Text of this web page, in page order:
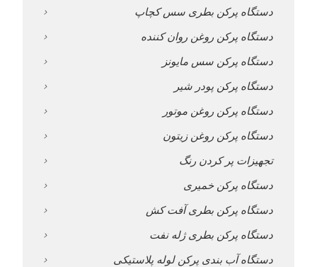
دستگاه پرکن بطری سس کچاپ
دستگاه پرکن روغن روان کننده
دستگاه پرکن سس مایونز
دستگاه پرکن پودر شیر
دستگاه پرکن روغن موتور
دستگاه پرکن روغن زیتون
تجهیزات پر کردن رنگ
دستگاه پرکن خمیری
دستگاه پرکن بطری آفت کش
دستگاه پرکن بطری ژله نفت
دستگاه آب بندی پرکن لوله پلاستیکی